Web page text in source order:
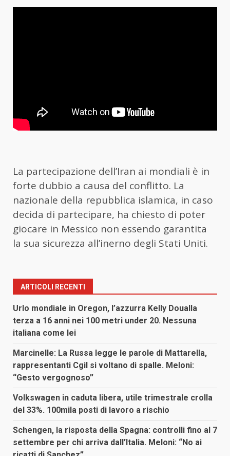
La partecipazione dell’Iran ai mondiali è in
forte dubbio a causa del conflitto. La
nazionale della repubblica islamica, in caso
decida di partecipare, ha chiesto di poter
giocare in Messico non essendo garantita
la sua sicurezza all’inerno degli Stati Uniti.
ARTICOLI RECENTI
Urlo mondiale in Oregon, l’azzurra Kelly Doualla
terza a 16 anni nei 100 metri under 20. Nessuna
italiana come lei
Marcinelle: La Russa legge le parole di Mattarella,
rappresentanti Cgil si voltano di spalle. Meloni:
“Gesto vergognoso”
Volkswagen in caduta libera, utile trimestrale crolla
del 33%. 100mila posti di lavoro a rischio
Schengen, la risposta della Spagna: controlli fino al 7
settembre per chi arriva dall’Italia. Meloni: “No ai